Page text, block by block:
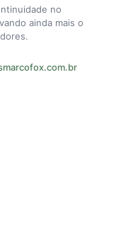
no
ainda mais o